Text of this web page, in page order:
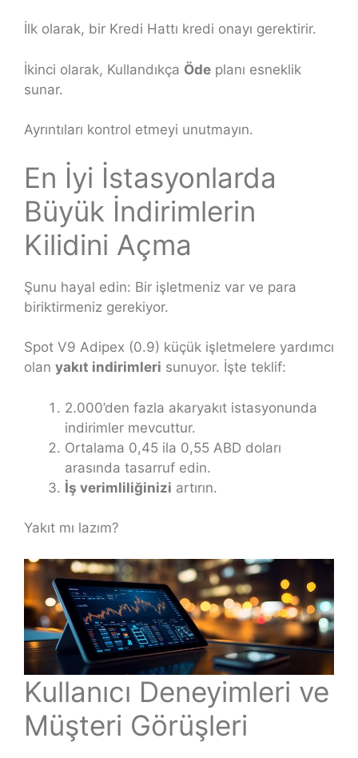
İlk olarak, bir Kredi Hattı kredi onayı gerektirir.
İkinci olarak, Kullandıkça Öde planı esneklik
sunar.
Ayrıntıları kontrol etmeyi unutmayın.
En İyi İstasyonlarda
Büyük İndirimlerin
Kilidini Açma
Şunu hayal edin: Bir işletmeniz var ve para
biriktirmeniz gerekiyor.
Spot V9 Adipex (0.9) küçük işletmelere yardımcı
olan yakıt indirimleri sunuyor. İşte teklif:
2.000’den fazla akaryakıt istasyonunda
indirimler mevcuttur.
Ortalama 0,45 ila 0,55 ABD doları
arasında tasarruf edin.
İş verimliliğinizi artırın.
Yakıt mı lazım?
Kullanıcı Deneyimleri ve
Müşteri Görüşleri